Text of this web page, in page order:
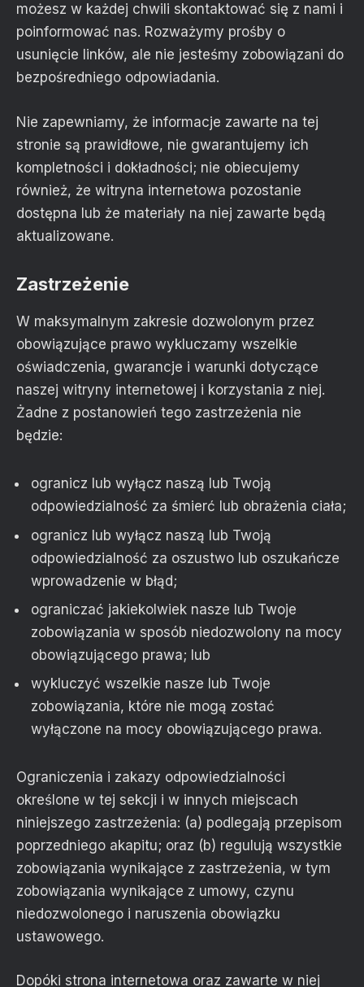
możesz w każdej chwili skontaktować się z nami i
poinformować nas. Rozważymy prośby o
usunięcie linków, ale nie jesteśmy zobowiązani do
bezpośredniego odpowiadania.
Nie zapewniamy, że informacje zawarte na tej
stronie są prawidłowe, nie gwarantujemy ich
kompletności i dokładności; nie obiecujemy
również, że witryna internetowa pozostanie
dostępna lub że materiały na niej zawarte będą
aktualizowane.
Zastrzeżenie
W maksymalnym zakresie dozwolonym przez
obowiązujące prawo wykluczamy wszelkie
oświadczenia, gwarancje i warunki dotyczące
naszej witryny internetowej i korzystania z niej.
Żadne z postanowień tego zastrzeżenia nie
będzie:
ogranicz lub wyłącz naszą lub Twoją
odpowiedzialność za śmierć lub obrażenia ciała;
ogranicz lub wyłącz naszą lub Twoją
odpowiedzialność za oszustwo lub oszukańcze
wprowadzenie w błąd;
ograniczać jakiekolwiek nasze lub Twoje
zobowiązania w sposób niedozwolony na mocy
obowiązującego prawa; lub
wykluczyć wszelkie nasze lub Twoje
zobowiązania, które nie mogą zostać
wyłączone na mocy obowiązującego prawa.
Ograniczenia i zakazy odpowiedzialności
określone w tej sekcji i w innych miejscach
niniejszego zastrzeżenia: (a) podlegają przepisom
poprzedniego akapitu; oraz (b) regulują wszystkie
zobowiązania wynikające z zastrzeżenia, w tym
zobowiązania wynikające z umowy, czynu
niedozwolonego i naruszenia obowiązku
ustawowego.
Dopóki strona internetowa oraz zawarte w niej